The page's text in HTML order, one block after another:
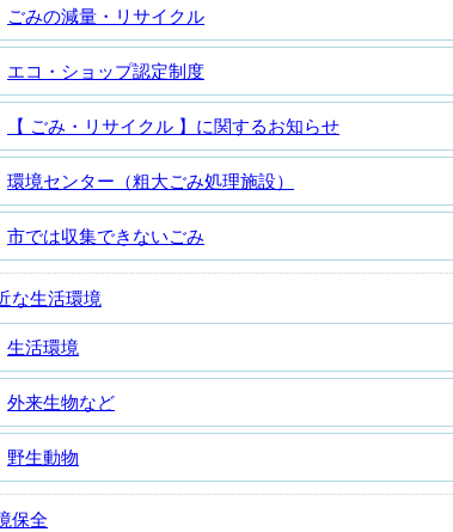
ごみの減量・リサイクル
エコ・ショップ認定制度
【 ごみ・リサイクル 】に関するお知らせ
環境センター（粗大ごみ処理施設）
市では収集できないごみ
な生活環境
生活環境
外来生物など
野生動物
保全